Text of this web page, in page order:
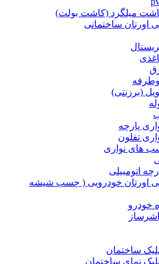
میلگرد (کاشت بولت)
اورتان ساختمانی
(برزنتی)
پارچه
تفلون
های نواری
اتومبیلی
اورتان خودرویی ( چسب شیشه
خودرو
ساختمان
نمای ساختمان